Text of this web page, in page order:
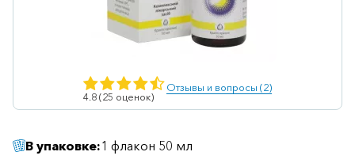
Ветеринарные
Гематологические
Гинекология
4.8 (25 оценок)
Отзывы и вопросы (2)
В упаковке:1 флакон 50 мл